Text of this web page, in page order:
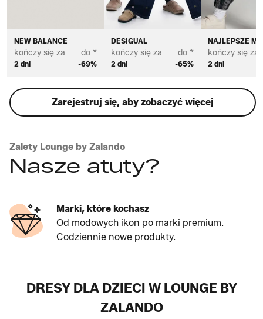
NEW BALANCE
kończy się za
2 dni
do *
-69%
DESIGUAL
kończy się za
2 dni
do *
-65%
NAJLEPSZE
kończy się za
2 dni
Zarejestruj się, aby zobaczyć więcej
Zalety Lounge by Zalando
Nasze atuty?
Marki, które kochasz
Od modowych ikon po marki premium.
Codziennie nowe produkty.
DRESY DLA DZIECI W LOUNGE BY
ZALANDO